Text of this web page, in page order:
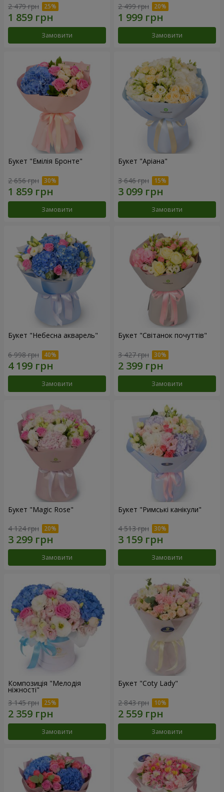
2 479 грн
Замовити
2 499 грн
Замовити
Букет "Емілія Бронте"
2 656 грн
Замовити
Букет "Аріана"
3 646 грн
Замовити
Букет "Небесна акварель"
6 998 грн
Замовити
Букет "Світанок почуттів"
3 427 грн
Замовити
Букет "Magic Rose"
4 124 грн
Замовити
Букет "Римські канікули"
4 513 грн
Замовити
Композиція "Мелодія
ніжності"
3 145 грн
Замовити
Букет "Coty Lady"
2 843 грн
Замовити